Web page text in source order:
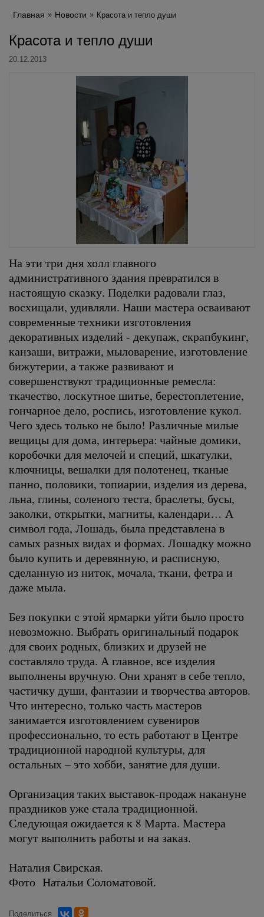
Главная Новости Красота и тепло души
Красота и тепло души
20.12.2013
На эти три дня холл главного
административного здания превратился в
настоящую сказку. Поделки радовали глаз,
восхищали, удивляли. Наши мастера осваивают
современные техники изготовления
декоративных изделий - декупаж, скрапбукинг,
канзаши, витражи, мыловарение, изготовление
бижутерии, а также развивают и
совершенствуют традиционные ремесла:
ткачество, лоскутное шитье, берестоплетение,
гончарное дело, роспись, изготовление кукол.
Чего здесь только не было! Различные милые
вещицы для дома, интерьера: чайные домики,
коробочки для мелочей и специй, шкатулки,
ключницы, вешалки для полотенец, тканые
панно, половики, топиарии, изделия из дерева,
льна, глины, соленого теста, браслеты, бусы,
заколки, открытки, магниты, календари… А
символ года, Лошадь, была представлена в
самых разных видах и формах. Лошадку можно
было купить и деревянную, и расписную,
сделанную из ниток, мочала, ткани, фетра и
даже мыла.
Без покупки с этой ярмарки уйти было просто
невозможно. Выбрать оригинальный подарок
для своих родных, близких и друзей не
составляло труда. А главное, все изделия
выполнены вручную. Они хранят в себе тепло,
частичку души, фантазии и творчества авторов.
Что интересно, только часть мастеров
занимается изготовлением сувениров
профессионально, то есть работают в Центре
традиционной народной культуры, для
остальных – это хобби, занятие для души.
Организация таких выставок-продаж накануне
праздников уже стала традиционной.
Следующая ожидается к 8 Марта. Мастера
могут выполнить работы и на заказ.
Наталия Свирская.
Фото Натальи Соломатовой.
Поделиться